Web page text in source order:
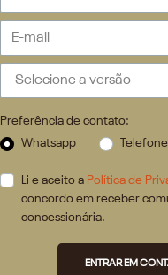
Preferência de contato:
Whatsapp
Telefone
Li e aceito a Política de
concordo em receber
concessionária.
ENTRAR EM